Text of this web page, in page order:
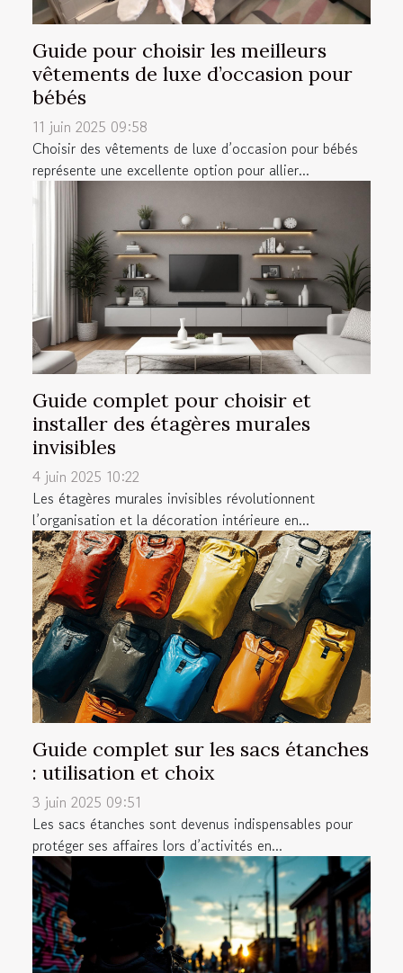
Guide pour choisir les meilleurs
vêtements de luxe d’occasion pour
bébés
11 juin 2025 09:58
Choisir des vêtements de luxe d’occasion pour bébés
représente une excellente option pour allier...
Guide complet pour choisir et
installer des étagères murales
invisibles
4 juin 2025 10:22
Les étagères murales invisibles révolutionnent
l’organisation et la décoration intérieure en...
Guide complet sur les sacs étanches
: utilisation et choix
3 juin 2025 09:51
Les sacs étanches sont devenus indispensables pour
protéger ses affaires lors d’activités en...